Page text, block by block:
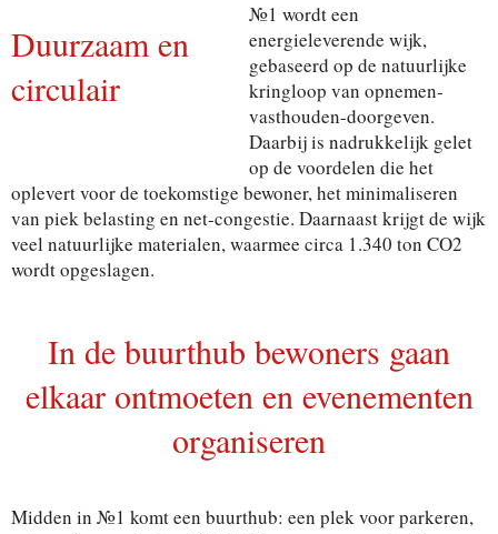
Duurzaam en
circulair
№1 wordt een
energieleverende wijk,
gebaseerd op de natuurlijke
kringloop van opnemen-
vasthouden-doorgeven.
Daarbij is nadrukkelijk gelet
op de voordelen die het
oplevert voor de toekomstige bewoner, het minimaliseren
van piek belasting en net-congestie. Daarnaast krijgt de wijk
veel natuurlijke materialen, waarmee circa 1.340 ton CO2
wordt opgeslagen.
In de buurthub bewoners gaan
elkaar ontmoeten en evenementen
organiseren
Midden in №1 komt een buurthub: een plek voor parkeren,